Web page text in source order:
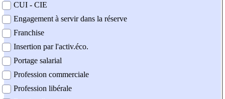
CUI - CIE
Engagement à servir dans la réserve
Franchise
Insertion par l'activ.éco.
Portage salarial
Profession commerciale
Profession libérale